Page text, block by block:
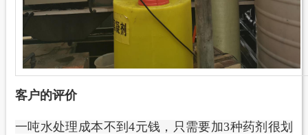
客户的评价
一吨水处理成本不到4元钱，只需要加3种药剂很划